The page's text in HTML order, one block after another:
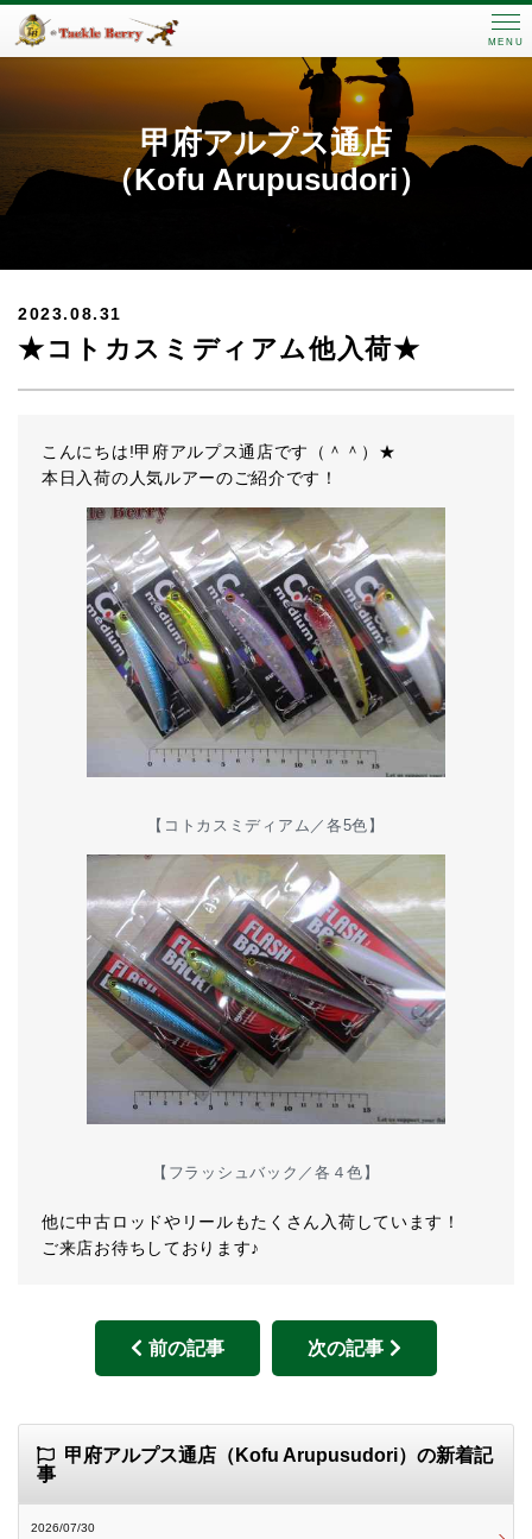
MENU
甲府アルプス通店
（Kofu Arupusudori）
2023.08.31
★コトカスミディアム他入荷★
こんにちは!甲府アルプス通店です（＾＾）★
本日入荷の人気ルアーのご紹介です！
【コトカスミディアム／各5色】
【フラッシュバック／各４色】
他に中古ロッドやリールもたくさん入荷しています！
ご来店お待ちしております♪
前の記事 次の記事
甲府アルプス通店（Kofu Arupusudori）の新着記
事
2026/07/30